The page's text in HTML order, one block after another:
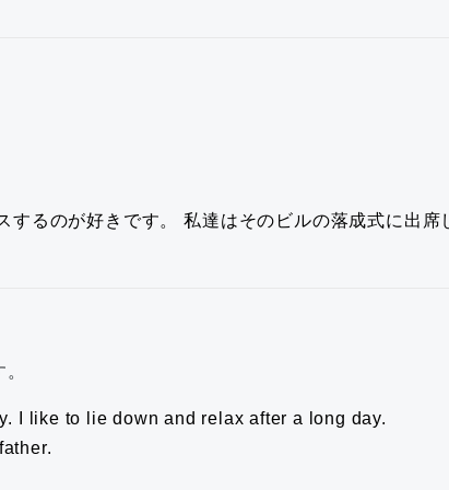
するのが好きです。 私達はそのビルの落成式に出席
I like to lie down and relax after a long day.